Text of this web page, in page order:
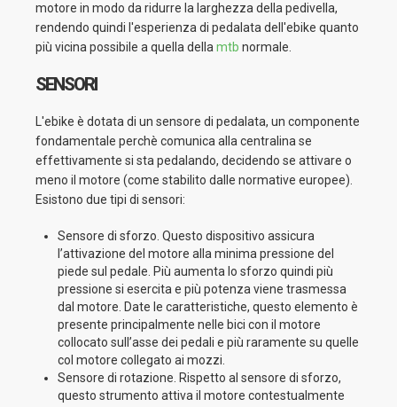
motore in modo da ridurre la larghezza della pedivella,
rendendo quindi l'esperienza di pedalata dell'ebike quanto
più vicina possibile a quella della mtb normale.
SENSORI
L'ebike è dotata di un sensore di pedalata, un componente
fondamentale perchè comunica alla centralina se
effettivamente si sta pedalando, decidendo se attivare o
meno il motore (come stabilito dalle normative europee).
Esistono due tipi di sensori:
Sensore di sforzo. Questo dispositivo assicura
l’attivazione del motore alla minima pressione del
piede sul pedale. Più aumenta lo sforzo quindi più
pressione si esercita e più potenza viene trasmessa
dal motore. Date le caratteristiche, questo elemento è
presente principalmente nelle bici con il motore
collocato sull’asse dei pedali e più raramente su quelle
col motore collegato ai mozzi.
Sensore di rotazione. Rispetto al sensore di sforzo,
questo strumento attiva il motore contestualmente